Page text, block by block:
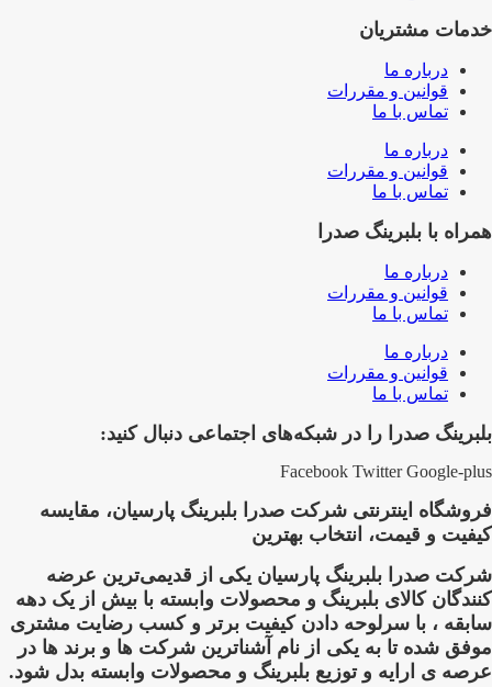
خدمات مشتریان
درباره ما
قوانین و مقررات
تماس با ما
درباره ما
قوانین و مقررات
تماس با ما
همراه با بلبرینگ صدرا
درباره ما
قوانین و مقررات
تماس با ما
درباره ما
قوانین و مقررات
تماس با ما
بلبرینگ صدرا را در شبکه‌های اجتماعی دنبال کنید:
Facebook Twitter Google-plus
فروشگاه اینترنتی شرکت صدرا بلبرینگ پارسیان، مقایسه
کیفیت و قیمت، انتخاب بهترین
شرکت صدرا بلبرینگ پارسیان یکی از قدیمی‌ترین عرضه
کنندگان کالای بلبرینگ و محصولات وابسته با بیش از یک دهه
سابقه ، با سرلوحه دادن کیفیت برتر و کسب رضایت مشتری
موفق شده تا به یکی از نام آشناترین شرکت ها و برند ها در
عرصه ی ارایه و توزیع بلبرینگ و محصولات وابسته بدل شود.